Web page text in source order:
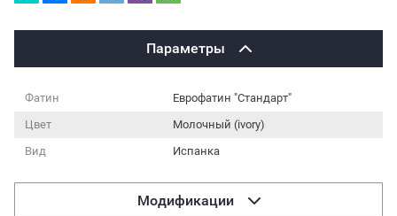
Параметры
Фатин
Еврофатин "Стандарт"
Цвет
Молочный (ivory)
Вид
Испанка
Модификации